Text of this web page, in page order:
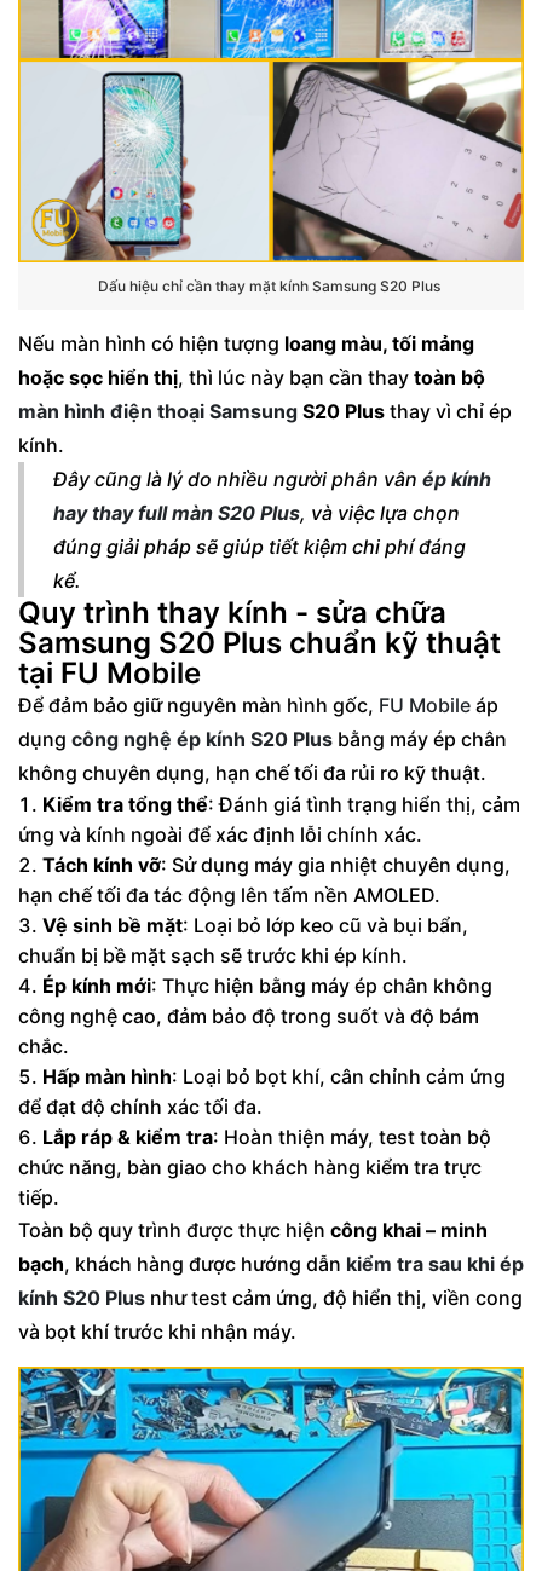
Dấu hiệu chỉ cần thay mặt kính Samsung S20 Plus
Nếu màn hình có hiện tượng loang màu, tối mảng
hoặc sọc hiển thị, thì lúc này bạn cần thay toàn bộ
màn hình điện thoại Samsung S20 Plus thay vì chỉ ép
kính.
Đây cũng là lý do nhiều người phân vân ép kính
hay thay full màn S20 Plus, và việc lựa chọn
đúng giải pháp sẽ giúp tiết kiệm chi phí đáng
kể.
Quy trình thay kính - sửa chữa
Samsung S20 Plus chuẩn kỹ thuật
tại FU Mobile
Để đảm bảo giữ nguyên màn hình gốc, FU Mobile áp
dụng công nghệ ép kính S20 Plus bằng máy ép chân
không chuyên dụng, hạn chế tối đa rủi ro kỹ thuật.
Kiểm tra tổng thể: Đánh giá tình trạng hiển thị, cảm
ứng và kính ngoài để xác định lỗi chính xác.
Tách kính vỡ: Sử dụng máy gia nhiệt chuyên dụng,
hạn chế tối đa tác động lên tấm nền AMOLED.
Vệ sinh bề mặt: Loại bỏ lớp keo cũ và bụi bẩn,
chuẩn bị bề mặt sạch sẽ trước khi ép kính.
Ép kính mới: Thực hiện bằng máy ép chân không
công nghệ cao, đảm bảo độ trong suốt và độ bám
chắc.
Hấp màn hình: Loại bỏ bọt khí, cân chỉnh cảm ứng
để đạt độ chính xác tối đa.
Lắp ráp & kiểm tra: Hoàn thiện máy, test toàn bộ
chức năng, bàn giao cho khách hàng kiểm tra trực
tiếp.
Toàn bộ quy trình được thực hiện công khai – minh
bạch, khách hàng được hướng dẫn kiểm tra sau khi ép
kính S20 Plus như test cảm ứng, độ hiển thị, viền cong
và bọt khí trước khi nhận máy.